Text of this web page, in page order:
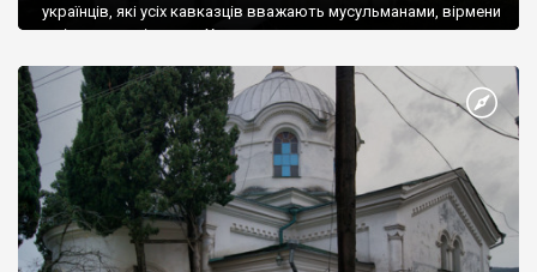
українців, які усіх кавказців вважають мусульманами, вірмени
є відданими вірянами Христа